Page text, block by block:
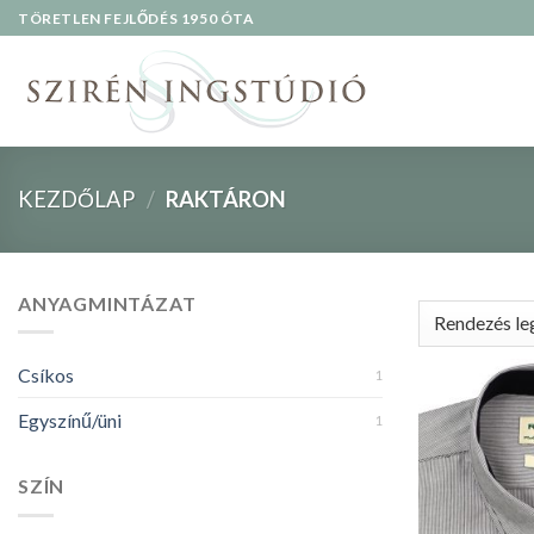
Skip
to
TÖRETLEN FEJLŐDÉS 1950 ÓTA
KEZDŐLAP / RAKTÁRON
ANYAGMINTÁZAT
Csíkos 1
Egyszínű/üni 1
SZÍN